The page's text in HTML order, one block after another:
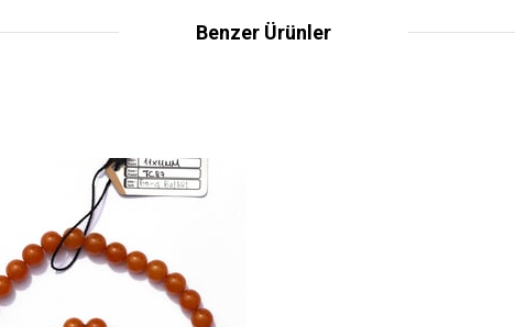
Benzer Ürünler